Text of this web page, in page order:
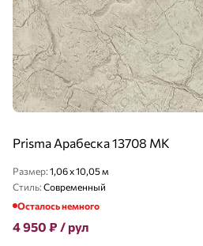
Prisma Арабеска 13708 MK
Размер: 1,06 x 10,05 м
Стиль: Современный
Осталось немного
4 950 ₽ / рул